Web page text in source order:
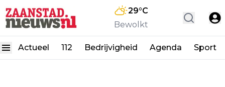
29°C
Bewolkt
Actueel 112 Bedrijvigheid Agenda Sport